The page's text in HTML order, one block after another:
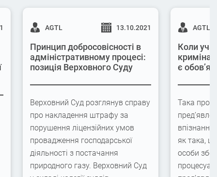
AGTL 13.10.2021
Принцип добросовісності в
адміністративному процесі:
позиція Верховного Суду
Верховний Суд розглянув справу
про накладення штрафу за
порушення ліцензійних умов
провадження господарської
діяльності з постачання
природного газу. Верховний Суд
AGTL
Коли
є
Така
як така,
особи